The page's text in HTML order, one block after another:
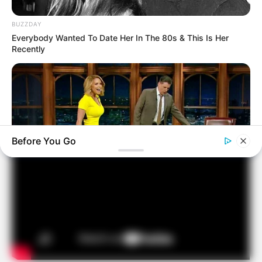
Passo a passo: Querida Arte – Clara Martins
BUZZDAY
Everybody Wanted To Date Her In The 80s & This Is Her
Recently
BUZZ DAY
Suspicious Eagle Tries To Steal Puppy - Watch What
Before You Go